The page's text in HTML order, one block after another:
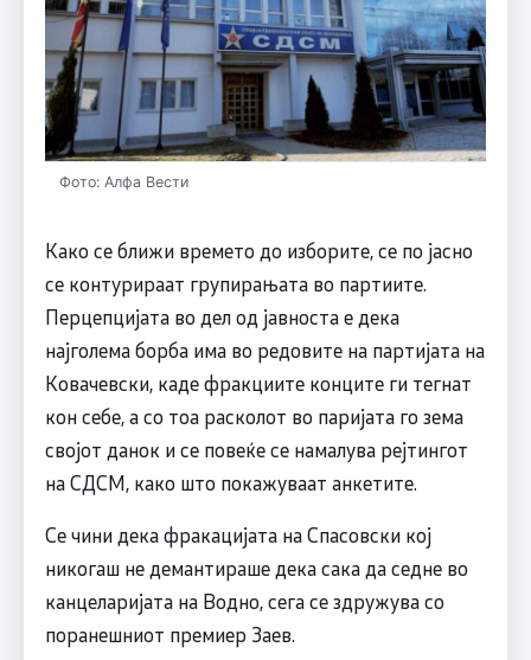
Фото: Алфа Вести
Како се ближи времето до изборите, се по јасно
се контурираат групирањата во партиите.
Перцепцијата во дел од јавноста е дека
најголема борба има во редовите на партијата на
Ковачевски, каде фракциите конците ги тегнат
кон себе, а со тоа расколот во паријата го зема
својот данок и се повеќе се намалува рејтингот
на СДСМ, како што покажуваат анкетите.
Се чини дека фракацијата на Спасовски кој
никогаш не демантираше дека сака да седне во
канцеларијата на Водно, сега се здружува со
поранешниот премиер Заев.